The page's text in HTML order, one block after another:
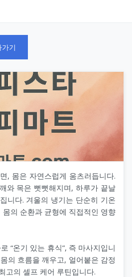
기
, 몸은 자연스럽게 움츠러듭니다.
와 목은 뻣뻣해지며, 하루가 끝날
니다. 겨울의 냉기는 단순히 기온
의 순환과 균형에 직접적인 영향
“온기 있는 휴식”, 즉 마사지입니
의 흐름을 깨우고, 얼어붙은 감정
고의 셀프 케어 루틴입니다.